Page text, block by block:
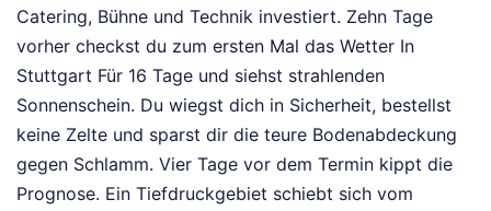
Catering, Bühne und Technik investiert. Zehn Tage
vorher checkst du zum ersten Mal das Wetter In
Stuttgart Für 16 Tage und siehst strahlenden
Sonnenschein. Du wiegst dich in Sicherheit, bestellst
keine Zelte und sparst dir die teure Bodenabdeckung
gegen Schlamm. Vier Tage vor dem Termin kippt die
Prognose. Ein Tiefdruckgebiet schiebt sich vom